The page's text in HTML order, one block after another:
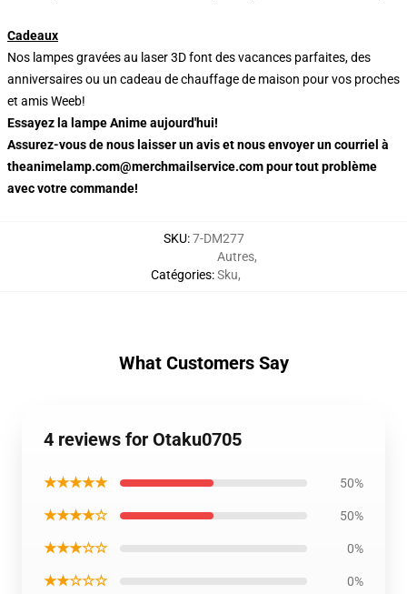
Cadeaux
Nos lampes gravées au laser 3D font des vacances parfaites, des
anniversaires ou un cadeau de chauffage de maison pour vos proches
et amis Weeb!
Essayez la lampe Anime aujourd'hui!
Assurez-vous de nous laisser un avis et nous envoyer un courriel à
theanimelamp.com@merchmailservice.com pour tout problème
avec votre commande!
SKU:7-DM277
Catégories:
Autres,
Sku,
What Customers Say
4 reviews for Otaku0705
★★★★★ 50%
★★★★☆ 50%
★★★☆☆ 0%
★★☆☆☆ 0%